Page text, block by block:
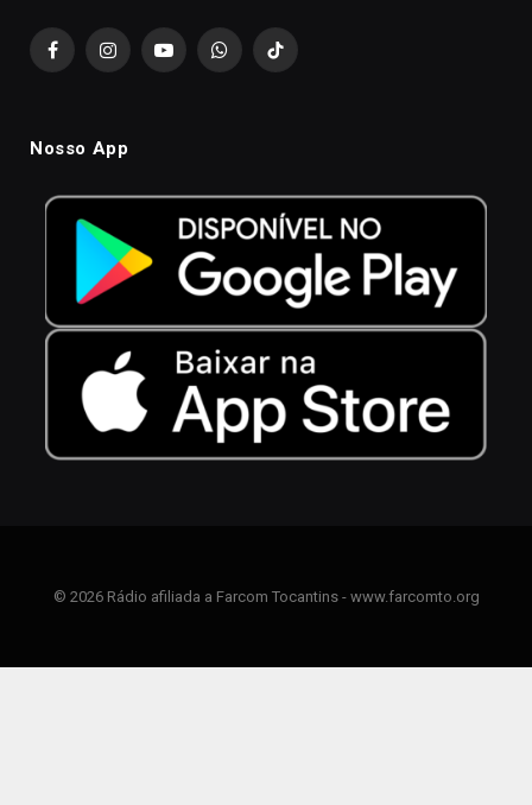
FacebookInstagramYouTubeWhatsAppTikTok
Nosso App
© 2026 Rádio afiliada a Farcom Tocantins - www.farcomto.org